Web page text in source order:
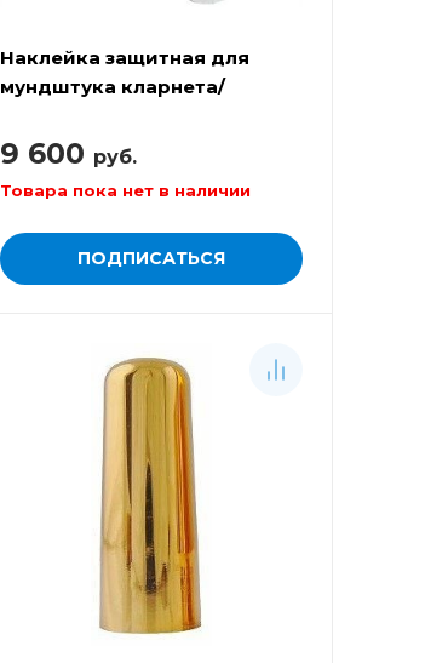
Наклейка защитная для
мундштука кларнета/
9 600 руб.
Товара пока нет в наличии
ПОДПИСАТЬСЯ